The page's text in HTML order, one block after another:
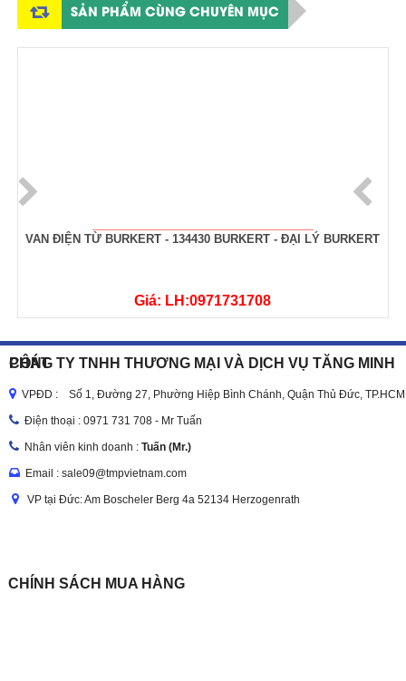
SẢN PHẨM CÙNG CHUYÊN MỤC
VAN ĐIỆN TỪ BURKERT - TYPE 6027- 20024760 BURKERT - ĐẠI
Giá: LH:0971731708
CÔNG TY TNHH THƯƠNG MẠI VÀ DỊCH VỤ TĂNG MINH PHÁT
VPĐD : Số 1, Đường 27, Phường Hiệp Bình Chánh, Quận Thủ Đức, TP.HCM
Điện thoại : 0971 731 708 - Mr Tuấn
Nhân viên kinh doanh : Tuấn (Mr.)
Email : sale09@tmpvietnam.com
VP tại Đức: Am Boscheler Berg 4a 52134 Herzogenrath
CHÍNH SÁCH MUA HÀNG